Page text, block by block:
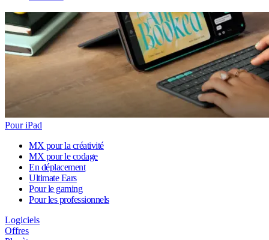
Pour iPad
MX pour la créativité
MX pour le codage
En déplacement
Ultimate Ears
Pour le gaming
Pour les professionnels
Logiciels
Offres